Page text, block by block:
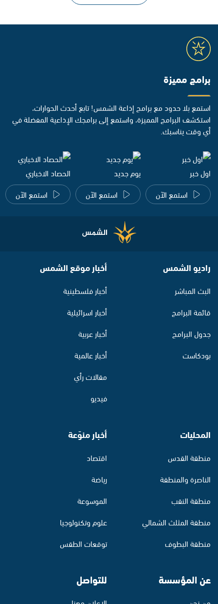
برامج مميزة
استمع بلا حدود مع برامج إذاعة الشمس! تابع أحدث الحوارات،
استكشف البرامج المميزة، واستمع إلى برامجك الإذاعية المفضلة في
أي وقت يناسبك.
اول خبر
استمع الآن
يوم جديد
استمع الآن
الحصاد الاخباري
استمع الآن
راديو الشمس
البث المباشر
قائمة البرامج
جدول البرامج
بودكاست
أخبار موقع الشمس
أخبار فلسطينية
أخبار اسرائيلية
أخبار عربية
أخبار عالمية
مقالات رأي
فيديو
المحليات
منطقة القدس
الناصرة والمنطقة
منطقة النقب
منطقة المثلث الشمالي
منطقة البطوف
أخبار منوّعة
اقتصاد
رياضة
الموسوعة
علوم وتكنولوجيا
توقعات الطقس
عن المؤسسة للتواصل